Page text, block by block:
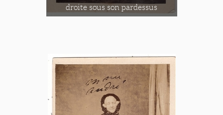
droite sous son pardessus